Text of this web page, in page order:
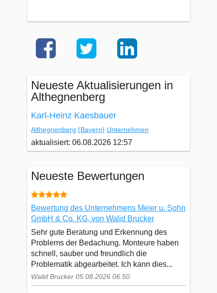
Neueste Aktualisierungen in
Althegnenberg
Karl-Heinz Kaesbauer
Althegnenberg (Bayern) Unternehmen
aktualisiert: 06.08.2026 12:57
Neueste Bewertungen
Bewertung des Unternehmens Meier u. Sohn
GmbH & Co. KG, von Walid Brucker
Sehr gute Beratung und Erkennung des
Problems der Bedachung. Monteure haben
schnell, sauber und freundlich die
Problematik abgearbeitet. Ich kann dies...
Walid Brucker 05.08.2026 06:50